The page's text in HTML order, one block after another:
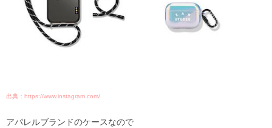
出典：https://www.instagram.com/
アパレルブランドのケースなので